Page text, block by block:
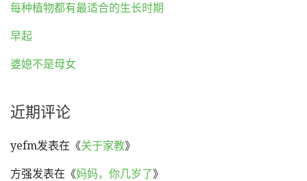
每种植物都有最适合的生长时期
早起
婆媳不是母女
近期评论
yefm发表在《关于家教》
方强发表在《妈妈，你几岁了》